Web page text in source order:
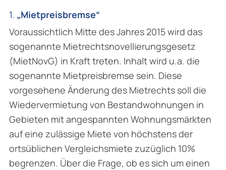
1. „Mietpreisbremse“
Voraussichtlich Mitte des Jahres 2015 wird das
sogenannte Mietrechtsnovellierungsgesetz
(MietNovG) in Kraft treten. Inhalt wird u.a. die
sogenannte Mietpreisbremse sein. Diese
vorgesehene Änderung des Mietrechts soll die
Wiedervermietung von Bestandwohnungen in
Gebieten mit angespannten Wohnungsmärkten
auf eine zulässige Miete von höchstens der
ortsüblichen Vergleichsmiete zuzüglich 10%
begrenzen. Über die Frage, ob es sich um einen